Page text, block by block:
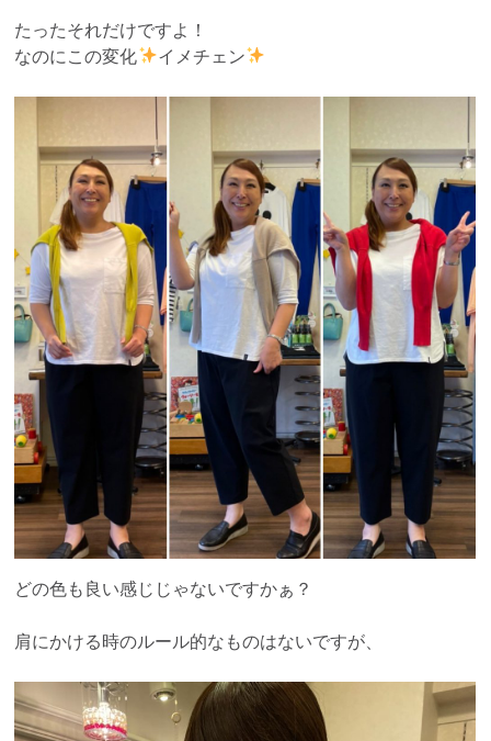
たったそれだけですよ！
なのにこの変化
イメチェン
どの色も良い感じじゃないですかぁ？
肩にかける時のルール的なものはないですが、